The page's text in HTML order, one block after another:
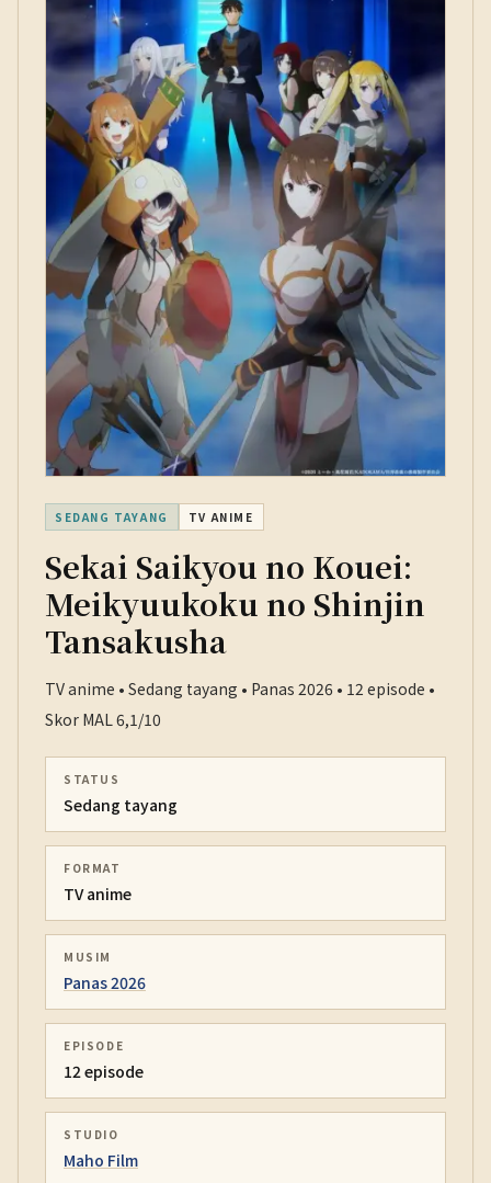
SEDANG TAYANG TV ANIME
Sekai Saikyou no Kouei:
Meikyuukoku no Shinjin
Tansakusha
TV anime • Sedang tayang • Panas 2026 • 12 episode •
Skor MAL 6,1/10
STATUS
Sedang tayang
FORMAT
TV anime
MUSIM
Panas 2026
EPISODE
12 episode
STUDIO
Maho Film